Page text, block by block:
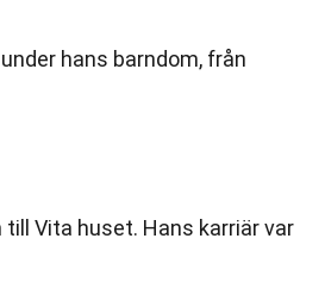
hans barndom, från
Vita huset. Hans karriär var